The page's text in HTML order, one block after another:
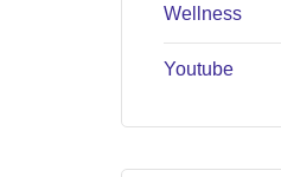
Wellness
Youtube